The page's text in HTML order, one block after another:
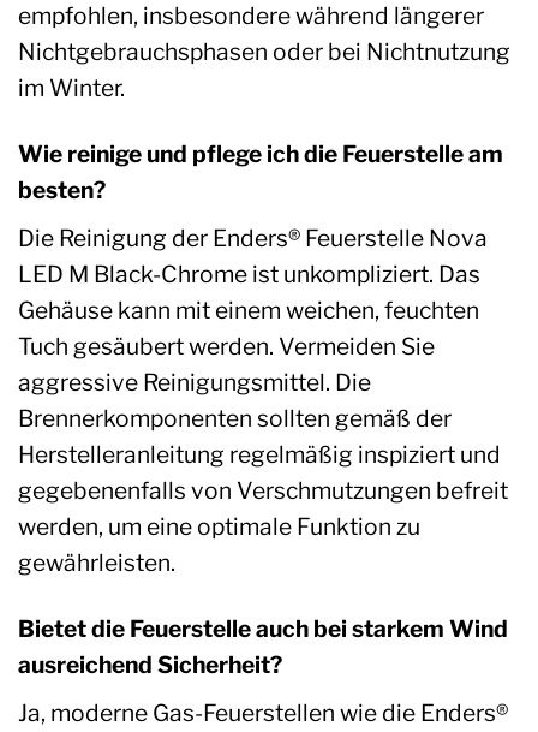
empfohlen, insbesondere während längerer
Nichtgebrauchsphasen oder bei Nichtnutzung
im Winter.
Wie reinige und pflege ich die Feuerstelle am
besten?
Die Reinigung der Enders® Feuerstelle Nova
LED M Black-Chrome ist unkompliziert. Das
Gehäuse kann mit einem weichen, feuchten
Tuch gesäubert werden. Vermeiden Sie
aggressive Reinigungsmittel. Die
Brennerkomponenten sollten gemäß der
Herstelleranleitung regelmäßig inspiziert und
gegebenenfalls von Verschmutzungen befreit
werden, um eine optimale Funktion zu
gewährleisten.
Bietet die Feuerstelle auch bei starkem Wind
ausreichend Sicherheit?
Ja, moderne Gas-Feuerstellen wie die Enders®